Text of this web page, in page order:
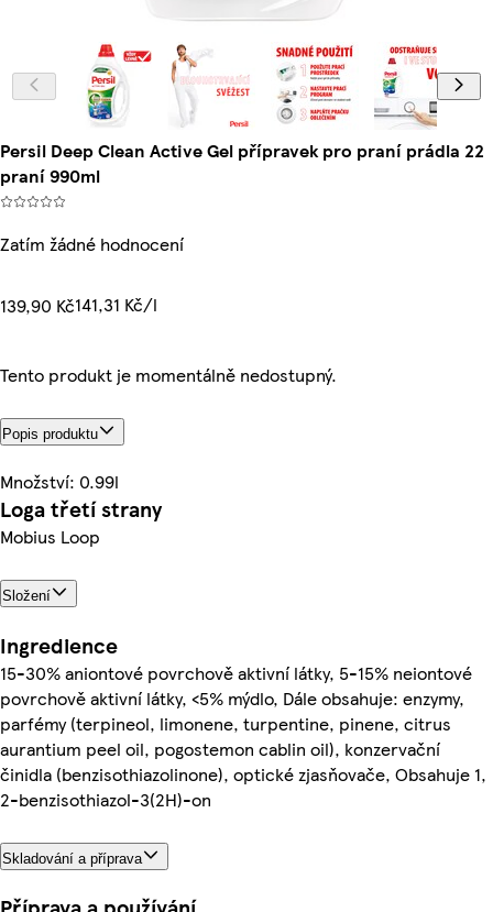
Persil Deep Clean Active Gel přípravek pro praní prádla 22
praní 990ml
Zatím žádné hodnocení
139,90 Kč141,31 Kč/l
Tento produkt je momentálně nedostupný.
Popis produktu
Množství: 0.99l
Loga třetí strany
Mobius Loop
Složení
Ingredience
15-30% aniontové povrchově aktivní látky, 5-15% neiontové
povrchově aktivní látky, <5% mýdlo, Dále obsahuje: enzymy,
parfémy (terpineol, limonene, turpentine, pinene, citrus
aurantium peel oil, pogostemon cablin oil), konzervační
činidla (benzisothiazolinone), optické zjasňovače, Obsahuje 1,
2-benzisothiazol-3(2H)-on
Skladování a příprava